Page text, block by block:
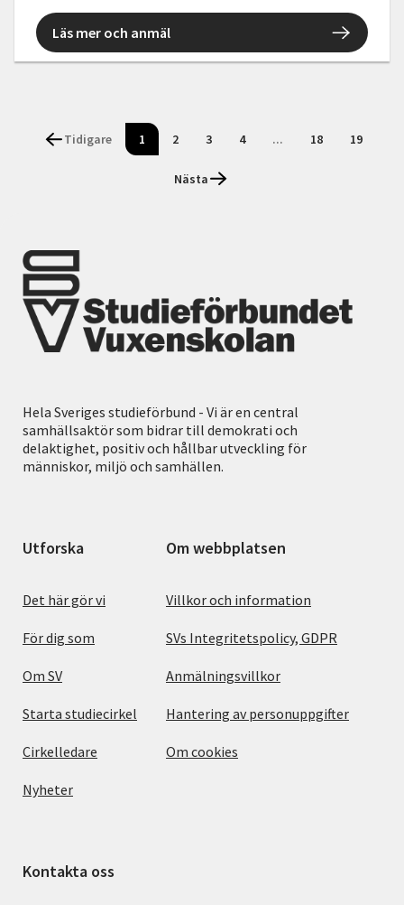
Läs mer och anmäl
Tidigare 1 2 3 4 ... 18 19
Nästa
Hela Sveriges studieförbund - Vi är en central
samhällsaktör som bidrar till demokrati och
delaktighet, positiv och hållbar utveckling för
människor, miljö och samhällen.
Utforska
Det här gör vi
För dig som
Om SV
Starta studiecirkel
Cirkelledare
Nyheter
Om webbplatsen
Villkor och information
SVs Integritetspolicy, GDPR
Anmälningsvillkor
Hantering av personuppgifter
Om cookies
Kontakta oss